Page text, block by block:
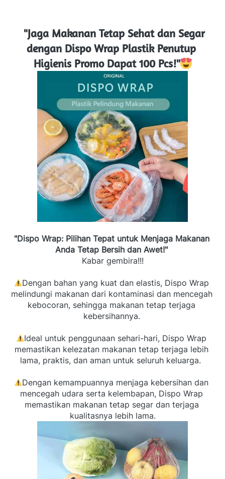
"Jaga Makanan Tetap Sehat dan Segar
dengan Dispo Wrap Plastik Penutup
Higienis Promo Dapat 100 Pcs!"
"Dispo Wrap: Pilihan Tepat untuk Menjaga Makanan
Anda Tetap Bersih dan Awet!"
Kabar gembira!!!
Dengan bahan yang kuat dan elastis, Dispo Wrap
melindungi makanan dari kontaminasi dan mencegah
kebocoran, sehingga makanan tetap terjaga
kebersihannya.
Ideal untuk penggunaan sehari-hari, Dispo Wrap
memastikan kelezatan makanan tetap terjaga lebih
lama, praktis, dan aman untuk seluruh keluarga.
Dengan kemampuannya menjaga kebersihan dan
mencegah udara serta kelembapan, Dispo Wrap
memastikan makanan tetap segar dan terjaga
kualitasnya lebih lama.